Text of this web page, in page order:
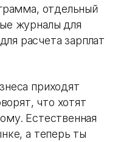
отдельный
журналы для
расчета зарплат
приходят
что хотят
Естественная
а теперь ты